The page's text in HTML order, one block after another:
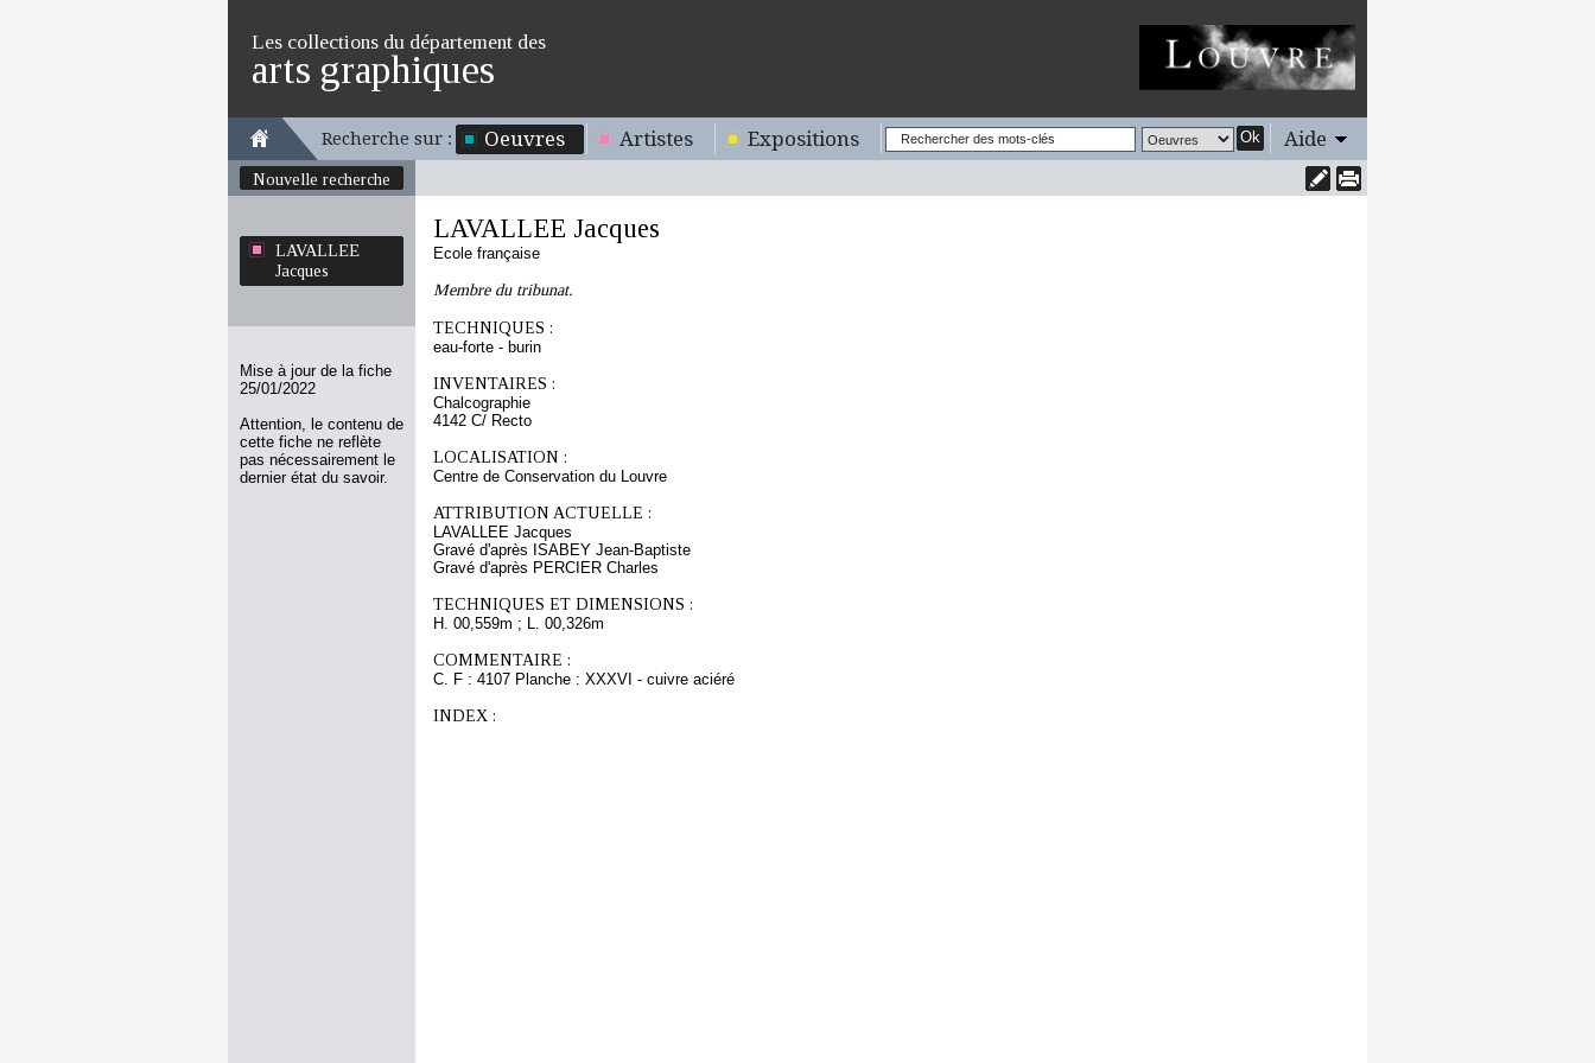
Les collections du département des
arts graphiques
Recherche sur : Oeuvres Artistes Expositions Ok Aide
Nouvelle recherche
LAVALLEE
Jacques
Mise à jour de la fiche
25/01/2022
Attention, le contenu de
cette fiche ne reflète
pas nécessairement le
dernier état du savoir.
LAVALLEE Jacques
Ecole française
Membre du tribunat.
TECHNIQUES :
eau-forte - burin
INVENTAIRES :
Chalcographie
4142 C/ Recto
LOCALISATION :
Centre de Conservation du Louvre
ATTRIBUTION ACTUELLE :
LAVALLEE Jacques
Gravé d'après ISABEY Jean-Baptiste
Gravé d'après PERCIER Charles
TECHNIQUES ET DIMENSIONS :
H. 00,559m ; L. 00,326m
COMMENTAIRE :
C. F : 4107 Planche : XXXVI - cuivre aciéré
INDEX :